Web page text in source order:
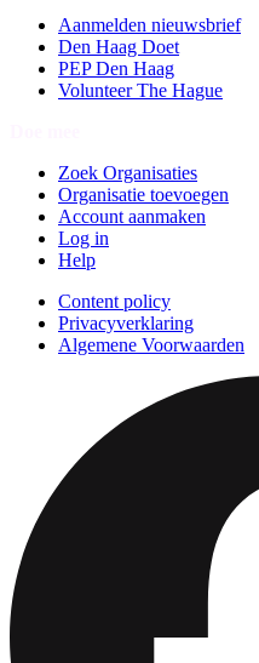
Aanmelden nieuwsbrief
Den Haag Doet
PEP Den Haag
Volunteer The Hague
Zoek Organisaties
Organisatie toevoegen
Account aanmaken
Log in
Help
Content policy
Privacyverklaring
Algemene Voorwaarden